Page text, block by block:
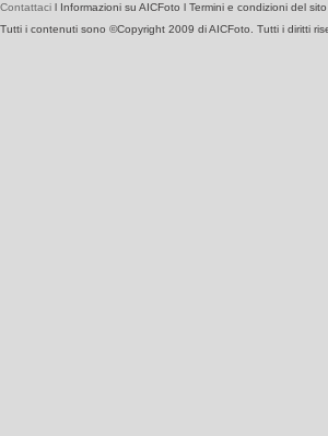
Contattaci l Informazioni su AICFoto l Termini e condizioni del sito
Tutti i contenuti sono ©Copyright 2009 di AICFoto. Tutti i diritti